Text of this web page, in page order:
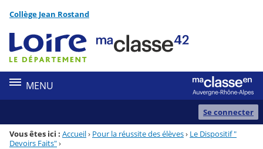
Menu de la rubrique
Contenu
Collège Jean Rostand
MENU
Se connecter
Vous êtes ici : Accueil› Pour la réussite des élèves› Le Dispositif "
Devoirs Faits"›